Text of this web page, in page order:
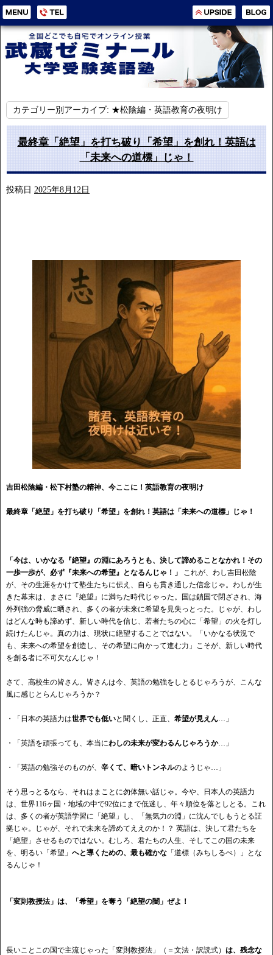
カテゴリー別アーカイブ: ★松陰編・英語教育の夜明け
最終章「絶望」を打ち破り「希望」を創れ！英語は
「未来への道標」じゃ！
投稿日 2025年8月12日
吉田松陰編・松下村塾の精神、今ここに！英語教育の夜明け
最終章「絶望」を打ち破り「希望」を創れ！英語は「未来への道標」じゃ！
「今は、いかなる『絶望』の淵にあろうとも、決して諦めることなかれ！その
一歩一歩が、必ず『未来への希望』となるんじゃ！」
これが、わし吉田松陰
が、その生涯をかけて塾生たちに伝え、自らも貫き通した信念じゃ。わしが生
きた幕末は、まさに『絶望』に満ちた時代じゃった。国は鎖国で閉ざされ、海
外列強の脅威に晒され、多くの者が未来に希望を見失っとった。じゃが、わし
はどんな時も諦めず、新しい時代を信じ、若者たちの心に「希望」の火を灯し
続けたんじゃ。真の力は、現状に絶望することではない。「いかなる状況で
も、未来への希望を創造し、その希望に向かって進む力」こそが、新しい時代
を創る者に不可欠なんじゃ！
さて、高校生の皆さん。皆さんは今、英語の勉強をしとるじゃろうが、こんな
風に感じとらんじゃろうか？
・「日本の英語力は世界でも低いと聞くし、正直、 希望が見えん …」
・「英語を頑張っても、本当にわしの未来が変わるんじゃろうか…」
・「英語の勉強そのものが、 辛くて、暗いトンネルのようじゃ…」
そう思っとるなら、それはまことに勿体無い話じゃ。今や、日本人の英語力
は、世界116ヶ国・地域の中で92位にまで低迷し、年々順位を落としとる。これ
は、多くの者が英語学習に「絶望」し、「無気力の淵」に沈んでしもうとる証
拠じゃ。じゃが、それで未来を諦めてええのか！？ 英語は、決して君たちを
「絶望」させるものではない。むしろ、君たちの人生、そしてこの国の未来
を、明るい「希望」 へと導くための、最も確かな 「道標（みちしるべ）」とな
るんじゃ！
「変則教授法」は、「希望」を奪う「絶望の闇」ぜよ！
長いことこの国で主流じゃった「変則教授法」（＝文法・訳読式） は、残念な